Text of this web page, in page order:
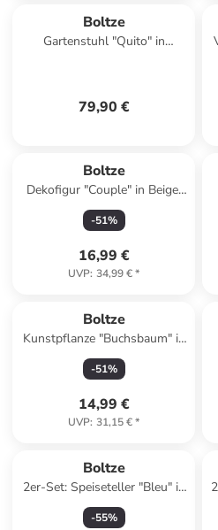
Boltze
Gartenstuhl "Quito" in
79,90 €
Boltze
Dekofigur "Couple" in Beige/
Weiß - (H)25,5 cm
-51%
16,99 €
UVP: 34,99 €*
Boltze
Kunstpflanze "Buchsbaum" in
Grün - (H)25 cm
-51%
14,99 €
UVP: 31,15 €*
Boltze
2er-Set: Speiseteller "Bleu" in
Dunkelblau - Ø 27 cm
-55%